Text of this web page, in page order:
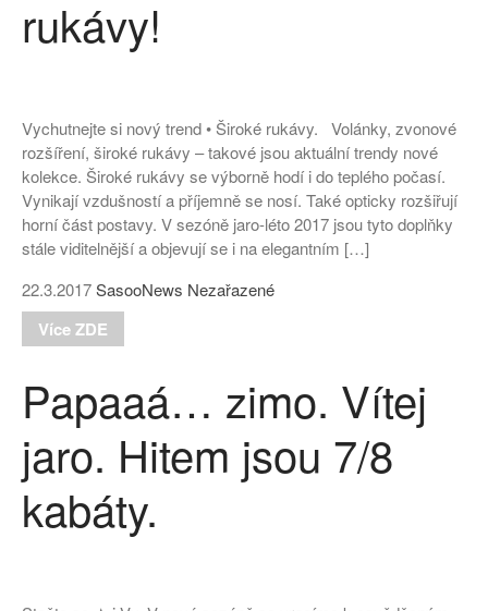
rukávy!
Vychutnejte si nový trend • Široké rukávy. Volánky, zvonové
rozšíření, široké rukávy – takové jsou aktuální trendy nové
kolekce. Široké rukávy se výborně hodí i do teplého počasí.
Vynikají vzdušností a příjemně se nosí. Také opticky rozšiřují
horní část postavy. V sezóně jaro-léto 2017 jsou tyto doplňky
stále viditelnější a objevují se i na elegantním […]
22.3.2017SasooNews Nezařazené
Více ZDE
Papaaá… zimo. Vítej
jaro. Hitem jsou 7/8
kabáty.